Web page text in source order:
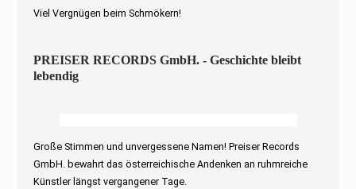
Viel Vergnügen beim Schmökern!
PREISER RECORDS GmbH. - Geschichte bleibt
lebendig
Große Stimmen und unvergessene Namen! Preiser Records
GmbH. bewahrt das österreichische Andenken an ruhmreiche
Künstler längst vergangener Tage.